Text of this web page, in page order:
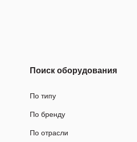
Поиск оборудования
По типу
По бренду
По отрасли